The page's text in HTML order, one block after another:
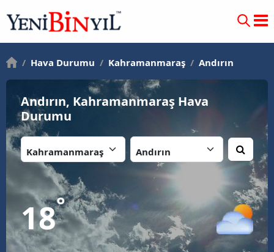
/ Hava Durumu / Kahramanmaraş / Andırın
Andırın, Kahramanmaraş Hava
Durumu
18°